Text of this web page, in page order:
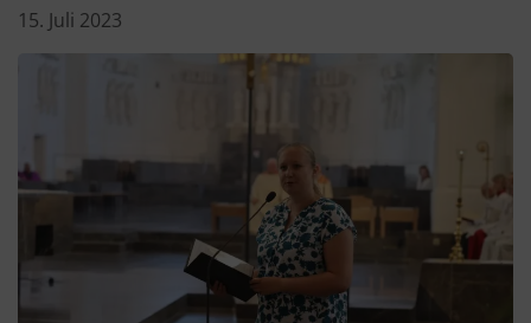
15. Juli 2023